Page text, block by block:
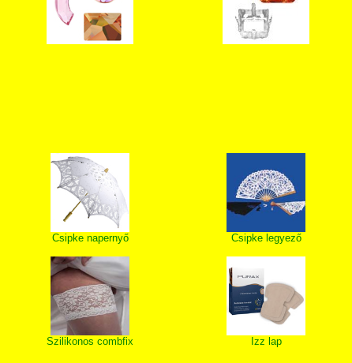
Csipke napernyő Csipke legyező
Szilikonos combfix Izz lap